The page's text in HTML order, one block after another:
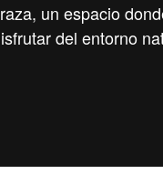
un espacio
del entorno